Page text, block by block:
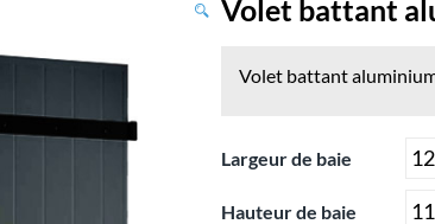
Volet battant
Volet battant
Largeur de baie
Hauteur de baie